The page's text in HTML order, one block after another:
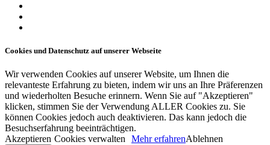
Cookies und Datenschutz auf unserer Webseite
Wir verwenden Cookies auf unserer Website, um Ihnen die
relevanteste Erfahrung zu bieten, indem wir uns an Ihre Präferenzen
und wiederholten Besuche erinnern. Wenn Sie auf "Akzeptieren"
klicken, stimmen Sie der Verwendung ALLER Cookies zu. Sie
können Cookies jedoch auch deaktivieren. Das kann jedoch die
Besuchserfahrung beeinträchtigen.
Akzeptieren Cookies verwalten Mehr erfahrenAblehnen